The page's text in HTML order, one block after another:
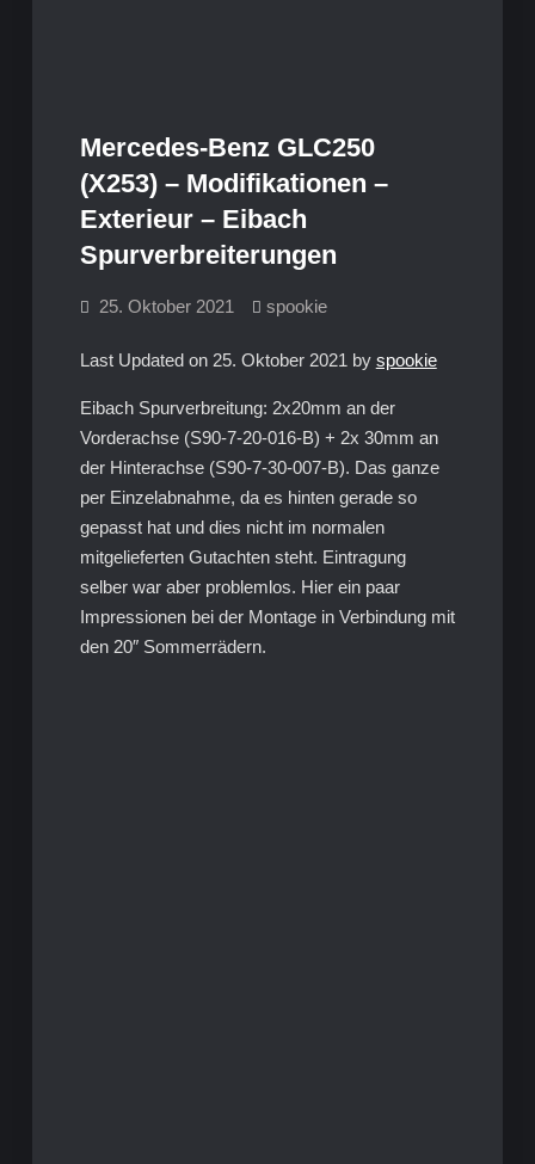
Mercedes-Benz GLC250
(X253) – Modifikationen –
Exterieur – Eibach
Spurverbreiterungen
25. Oktober 2021 spookie
Last Updated on 25. Oktober 2021 by spookie
Eibach Spurverbreitung: 2x20mm an der
Vorderachse (S90-7-20-016-B) + 2x 30mm an
der Hinterachse (S90-7-30-007-B). Das ganze
per Einzelabnahme, da es hinten gerade so
gepasst hat und dies nicht im normalen
mitgelieferten Gutachten steht. Eintragung
selber war aber problemlos. Hier ein paar
Impressionen bei der Montage in Verbindung mit
den 20″ Sommerrädern.